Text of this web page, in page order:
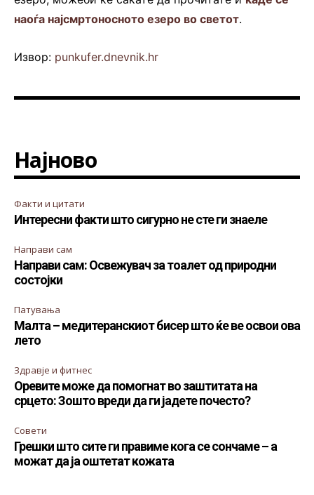
наоѓа најсмртоносното езеро во светот.
Извор: punkufer.dnevnik.hr
Најново
Факти и цитати
Интересни факти што сигурно не сте ги знаеле
Направи сам
Направи сам: Освежувач за тоалет од природни
состојки
Патувања
Малта – медитеранскиот бисер што ќе ве освои ова
лето
Здравје и фитнес
Оревите може да помогнат во заштитата на
срцето: Зошто вреди да ги јадете почесто?
Совети
Грешки што сите ги правиме кога се сончаме – а
можат да ја оштетат кожата